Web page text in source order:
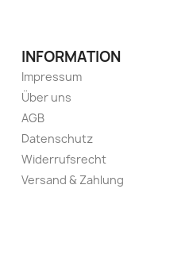
INFORMATION
Impressum
Über uns
AGB
Datenschutz
Widerrufsrecht
Versand & Zahlung